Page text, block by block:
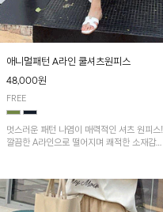
애니멀패턴 A라인 쿨셔츠원피스
48,000원
FREE
멋스러운 패턴 나염이 매력적인 셔츠 원피스!
깔끔한 A라인으로 떨어지며 쾌적한 소재감으